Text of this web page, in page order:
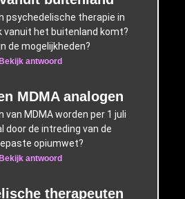
psychedelische therapie in
vanuit het buitenland komt?
de mogelijkheden?
antwoord
MDMA analogen
van MDMA worden per 1 juli
door de intreding van de
opiumwet?
antwoord
therapeuten